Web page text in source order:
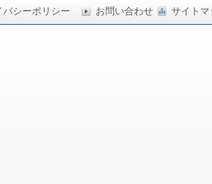
サイトマ
バシーポリシー お問い合わせ